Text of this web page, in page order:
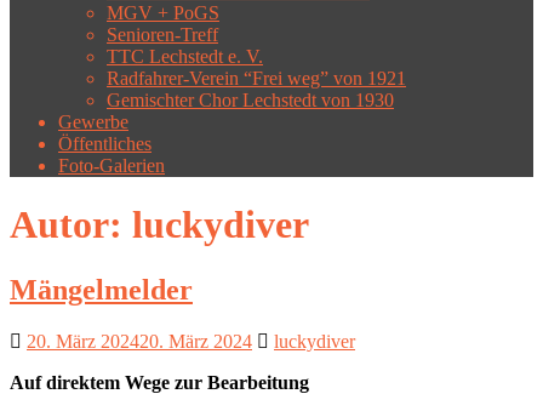
MGV + PoGS
Senioren-Treff
TTC Lechstedt e. V.
Radfahrer-Verein “Frei weg” von 1921
Gemischter Chor Lechstedt von 1930
Gewerbe
Öffentliches
Foto-Galerien
Autor: luckydiver
Mängelmelder
20. März 202420. März 2024
luckydiver
Auf direktem Wege zur Bearbeitung